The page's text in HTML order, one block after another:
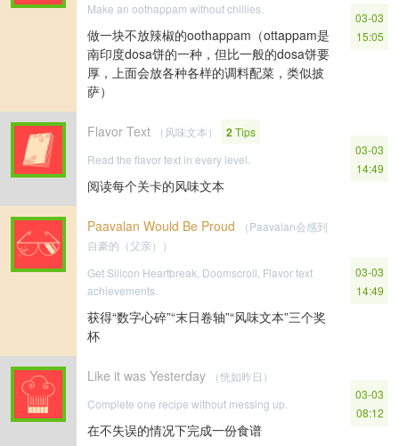
Make an oothappam without chillies.
做一块不放辣椒的oothappam（ottappam是
南印度dosa饼的一种，但比一般的dosa饼要
厚，上面会放各种各样的调料配菜，类似披
萨）
03-03
15:05
Flavor Text （风味文本） 2Tips
Read the flavor text in every level.
阅读每个关卡的风味文本
03-03
14:49
Paavalan Would Be Proud
（Paavalan会感到
自豪的（父亲））
Get Silicon Heartbreak, Doomscroll, Flavor text
achievements.
获得“数字心碎”“末日卷轴”“风味文本”三个奖
杯
03-03
14:49
Like it was Yesterday
（恍如昨日）
Complete one recipe without messing up.
在不失误的情况下完成一份食谱
03-03
08:12